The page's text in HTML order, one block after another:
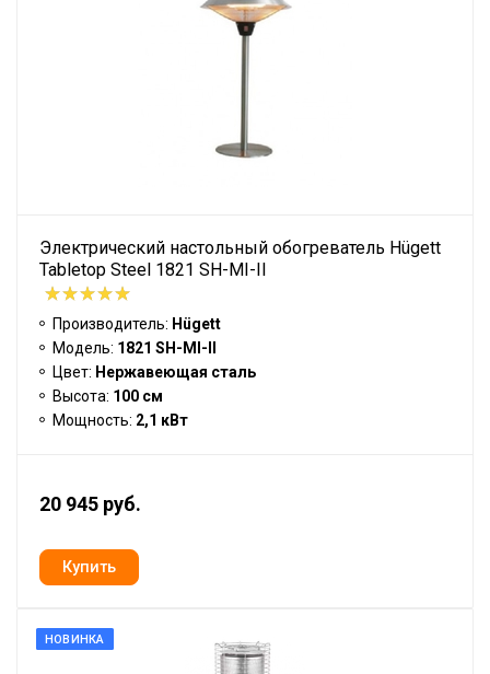
Электрический настольный обогреватель Hügett
Tabletop Steel 1821 SH-MI-II
Производитель: Hügett
Модель: 1821 SH-MI-II
Цвет: Нержавеющая сталь
Высота: 100 см
Мощность: 2,1 кВт
20 945 руб.
НОВИНКА